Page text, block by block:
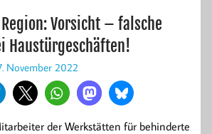
Vorsicht – falsche
Haustürgeschäften!
November 2022
der Werkstätten für behinderte